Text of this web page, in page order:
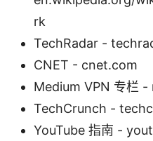
rk
TechRadar -
CNET - cnet.com
Medium VPN 专栏
TechCrunch -
YouTube 指南 -